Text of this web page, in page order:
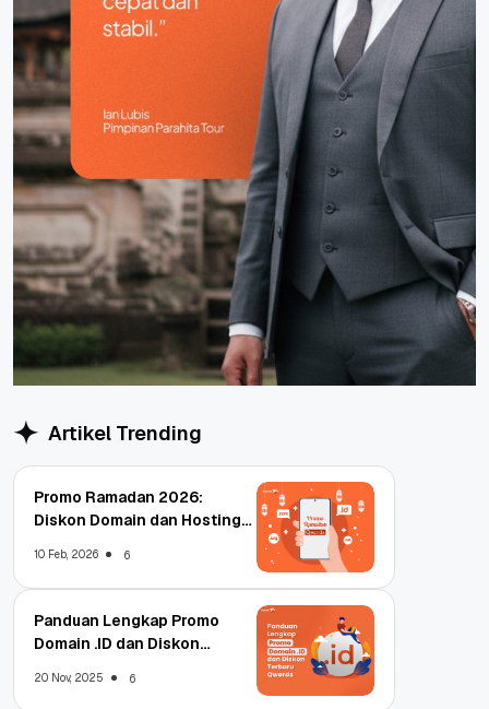
Artikel Trending
Promo Ramadan 2026:
Diskon Domain dan Hosting
10 Feb, 2026 6
Panduan Lengkap Promo
Domain .ID dan Diskon
20 Nov, 2025 6